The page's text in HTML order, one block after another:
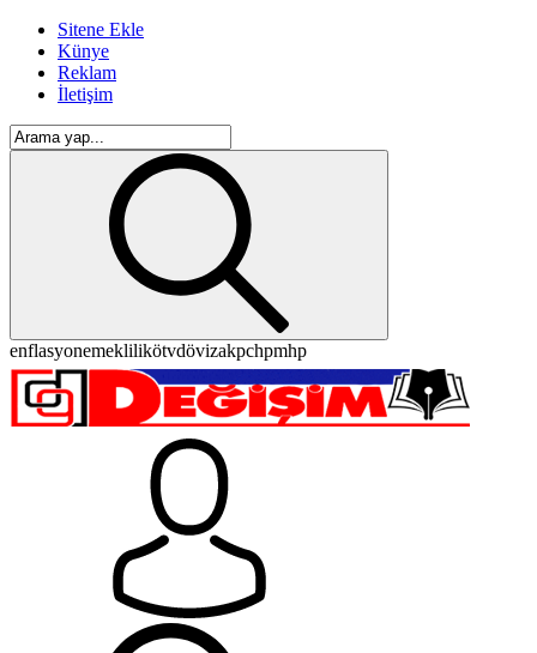
Sitene Ekle
Künye
Reklam
İletişim
enflasyonemeklilikötvdövizakpchpmhp